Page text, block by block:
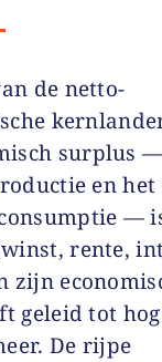
de netto-
surplus
en het
—
winst, rente,
zijn
geleid tot
De rijpe